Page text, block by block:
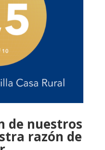
de nuestros
razón de